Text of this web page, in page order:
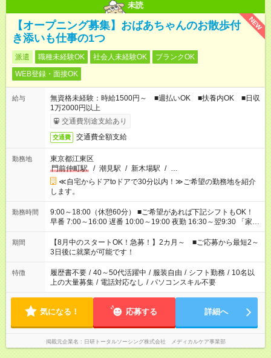
未読
NEW
【オープニング募集】おばあちゃんのお散歩付
き添いも仕事の1つ
派遣 職種未経験OK 社会人未経験OK
ブランクOK
WEB登録・面接OK
給与
無資格未経験：時給1500円～ ■週払いOK ■扶養内OK ■日収
1万2000円以上
交通費別途支給あり
交通費 交通費全額支給
勤務地
東京都江東区
門前仲町駅
/ 潮見駅 / 新木場駅 / …
≪自宅からドアtoドアで30分以内！≫ご希望の勤務地を紹介
します。
勤務時間
9:00～18:00（休憩60分） ■ご希望があれば下記シフトもOK！
早番 7:00～16:00 遅番 10:00～19:00 夜勤 16:30～翌9:30 「家族
と休みを合わせたい」 「余裕を持って夕飯の準備がしたい」
「できれば残業はしたくない」 など、ご希望を教えてください
ね。 ※Wワーク希望の方へ 今ご覧のお仕事で希望する勤務時間
と、もう1つのお仕事の勤務時間。 合計で週40時間を超える場
合は応募できません。
期間
【8月中のスタートOK！急募！】2カ月～ ■ご応募から最短2～
3日後に就業が可能です！
特徴 履歴書不要 / 40～50代活躍中 / 服装自由 / シフト勤務 / 10名以
上の大量募集 / 電話対応なし / パソコンスキル不要
気になる！ 応募する 詳細へ
掲載元企業名 日研トータルソーシング株式会社 メディカルケア事業部